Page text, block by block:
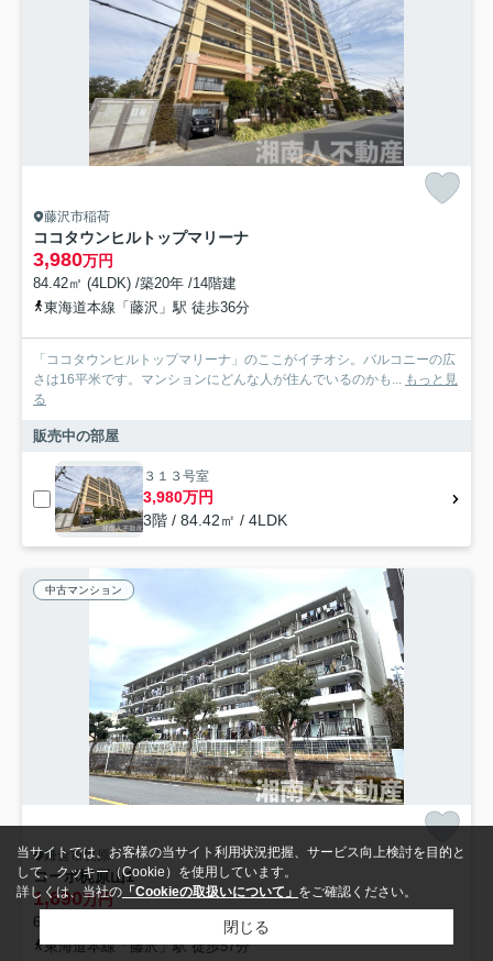
藤沢市稲荷
ココタウンヒルトップマリーナ
3,980万円
84.42㎡ (4LDK) /築20年 /14階建
東海道本線「藤沢」駅 徒歩36分
「ココタウンヒルトップマリーナ」のここがイチオシ。バルコニーの広
さは16平米です。マンションにどんな人が住んでいるのかも... もっと見
る
販売中の部屋
３１３号室
3,980万円
3階 / 84.42㎡ / 4LDK
中古マンション
鎌倉市梶原
コーポ梶原山1
1,690万円
63.20㎡ (2LDK) /築48年 /5階建
東海道本線「藤沢」駅 徒歩57分
当サイトでは、お客様の当サイト利用状況把握、サービス向上検討を目的と
して、クッキー（Cookie）を使用しています。
詳しくは、当社の 「Cookieの取扱いについて」 をご確認ください。
閉じる